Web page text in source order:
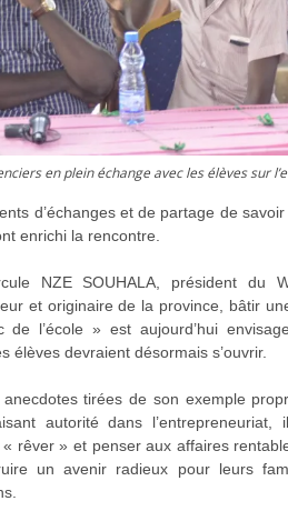
en plein échange avec les élèves sur
d’échanges et de partage de
enrichi la rencontre.
NZE SOUHALA, président du
et originaire de la province, bâtir
de l’école » est aujourd’hui
élèves devraient désormais s’ouvrir.
tirées de son exemple
autorité dans
« rêver » et penser aux affaires
un avenir radieux pour leurs